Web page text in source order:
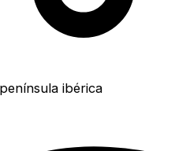
ibérica